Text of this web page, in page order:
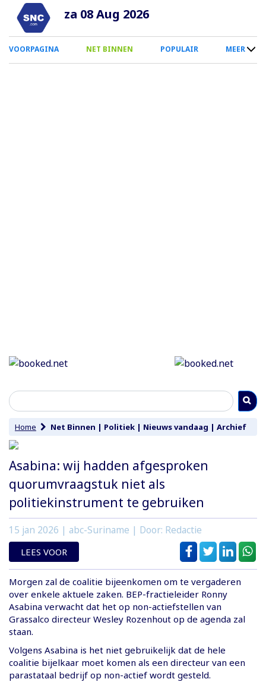
Overslaan
naar
inhoud
za 08 Aug 2026
0
Smartphone
VOORPAGINA NET BINNEN POPULAIR MEER
Home Net Binnen | Politiek | Nieuws vandaag | Archief
Asabina: wij hadden afgesproken
quorumvraagstuk niet als
politiekinstrument te gebruiken
15 jan 2026 | abc-Suriname | Door: Redactie
LEES VOOR
Morgen zal de coalitie bijeenkomen om te vergaderen
over enkele aktuele zaken. BEP-fractieleider Ronny
Asabina verwacht dat het op non-actiefstellen van
Grassalco directeur Wesley Rozenhout op de agenda zal
staan.
Volgens Asabina is het niet gebruikelijk dat de hele
coalitie bijelkaar moet komen als een directeur van een
parastataal bedrijf op non-actief wordt gesteld.